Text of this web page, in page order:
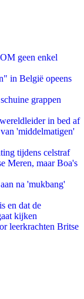
geen enkel
in België opeens
grappen
in bed af
'middelmatigen'
tijdens celstraf
Meren, maar Boa's
na 'mukbang'
en dat de
kijken
leerkrachten Britse